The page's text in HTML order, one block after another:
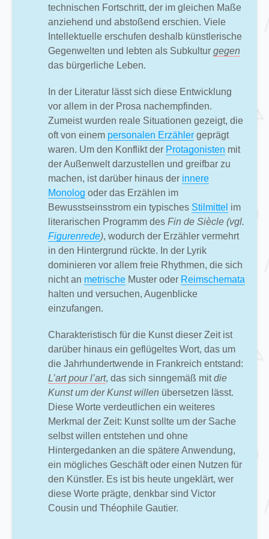
technischen Fortschritt, der im gleichen Maße
anziehend und abstoßend erschien. Viele
Intellektuelle erschufen deshalb künstlerische
Gegenwelten und lebten als Subkultur gegen
das bürgerliche Leben.
In der Literatur lässt sich diese Entwicklung
vor allem in der Prosa nachempfinden.
Zumeist wurden reale Situationen gezeigt, die
oft von einem personalen Erzähler geprägt
waren. Um den Konflikt der Protagonisten mit
der Außenwelt darzustellen und greifbar zu
machen, ist darüber hinaus der innere
Monolog oder das Erzählen im
Bewusstseinsstrom ein typisches Stilmittel im
literarischen Programm des Fin de Siècle (vgl.
Figurenrede), wodurch der Erzähler vermehrt
in den Hintergrund rückte. In der Lyrik
dominieren vor allem freie Rhythmen, die sich
nicht an metrische Muster oder Reimschemata
halten und versuchen, Augenblicke
einzufangen.
Charakteristisch für die Kunst dieser Zeit ist
darüber hinaus ein geflügeltes Wort, das um
die Jahrhundertwende in Frankreich entstand:
L’art pour l’art, das sich sinngemäß mitdie
Kunst um der Kunst willen übersetzen lässt.
Diese Worte verdeutlichen ein weiteres
Merkmal der Zeit: Kunst sollte um der Sache
selbst willen entstehen und ohne
Hintergedanken an die spätere Anwendung,
ein mögliches Geschäft oder einen Nutzen für
den Künstler. Es ist bis heute ungeklärt, wer
diese Worte prägte, denkbar sind Victor
Cousin und Théophile Gautier.